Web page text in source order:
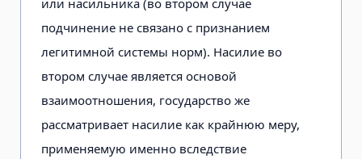
подчинение не связано с признанием
легитимной системы норм). Насилие во
втором случае является основой
взаимоотношения, государство же
рассматривает насилие как крайнюю меру,
применяемую именно вследствие